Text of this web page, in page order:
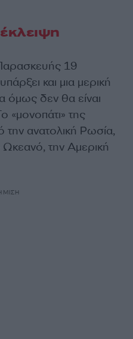
19
και μια μερική
όμως δεν θα είναι
«μονοπάτι» της
την ανατολική Ρωσία,
Ωκεανό, την Αμερική